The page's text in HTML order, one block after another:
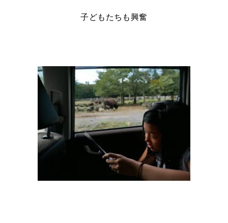
子どもたちも興奮